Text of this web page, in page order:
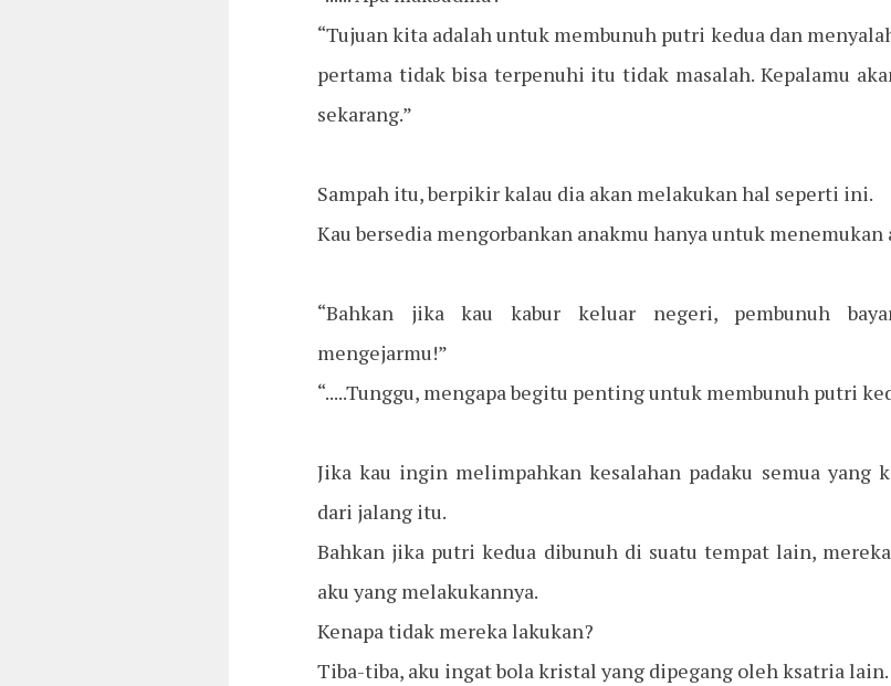
“Tujuan kita adalah untuk membunuh putri kedua dan
pertama tidak bisa terpenuhi itu tidak masalah. Kepalamu
sekarang.”
Sampah itu, berpikir kalau dia akan melakukan hal seperti ini.
Kau bersedia mengorbankan anakmu hanya untuk menemukan
“Bahkan jika kau kabur keluar negeri, pembunuh
mengejarmu!”
“.....Tunggu, mengapa begitu penting untuk membunuh putri
Jika kau ingin melimpahkan kesalahan padaku semua yang
dari jalang itu.
Bahkan jika putri kedua dibunuh di suatu tempat lain,
aku yang melakukannya.
Kenapa tidak mereka lakukan?
Tiba-tiba, aku ingat bola kristal yang dipegang oleh ksatria lain.